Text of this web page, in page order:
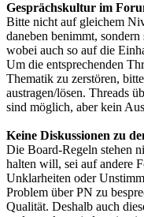
Gesprächskultur im
Bitte nicht auf gleichem
daneben benimmt,
wobei auch so auf die
Um die entsprechenden
Thematik zu zerstören,
austragen/lösen. Threads
sind möglich, aber kein
Keine Diskussionen zu
Die Board-Regeln stehen
halten will, sei auf andere
Unklarheiten oder
Problem über PN zu
Qualität. Deshalb auch